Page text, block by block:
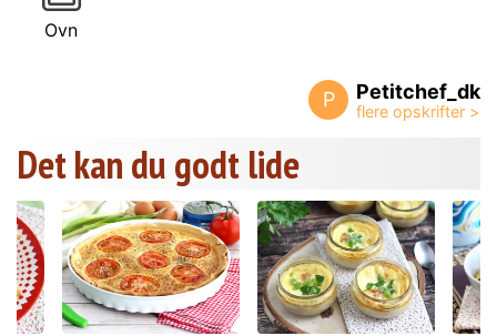
Ovn
P Petitchef_dk
Det kan du godt lide